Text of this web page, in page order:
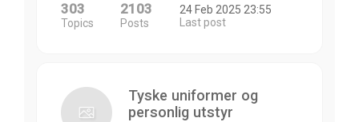
303
Topics
2103
Posts
24 Feb 2025 23:55
Last post
Tyske uniformer og
personlig utstyr